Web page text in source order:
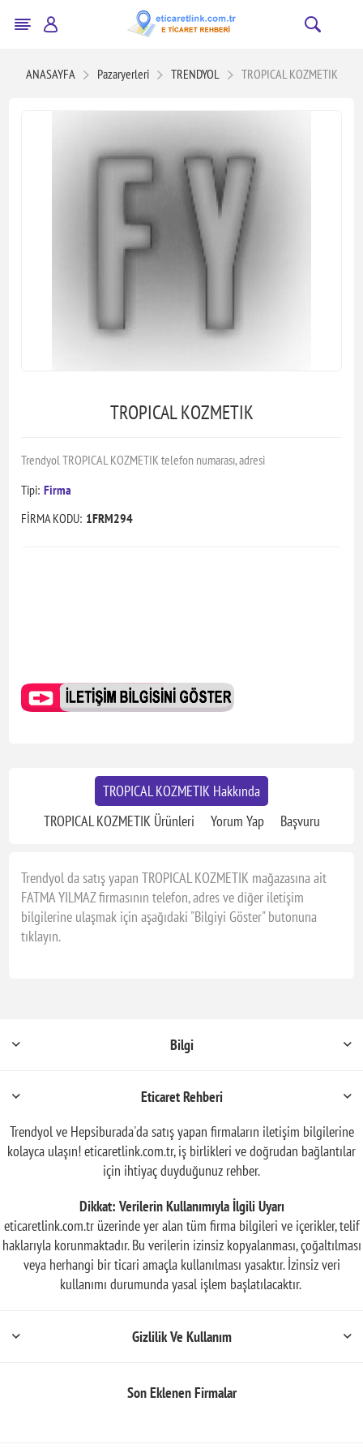
ANASAYFA Pazaryerleri TRENDYOL TROPICAL KOZMETIK
TROPICAL KOZMETIK
Trendyol TROPICAL KOZMETIK telefon numarası, adresi
Tipi: Firma
FİRMA KODU: 1FRM294
TROPICAL KOZMETIK Hakkında
TROPICAL KOZMETIK Ürünleri
Yorum Yap Başvuru
Trendyol da satış yapan TROPICAL KOZMETIK mağazasına ait
FATMA YILMAZ firmasının telefon, adres ve diğer iletişim
bilgilerine ulaşmak için aşağıdaki "Bilgiyi Göster" butonuna
tıklayın.
Bilgi
Eticaret Rehberi
Trendyol ve Hepsiburada'da satış yapan firmaların iletişim bilgilerine
kolayca ulaşın! eticaretlink.com.tr, iş birlikleri ve doğrudan bağlantılar
için ihtiyaç duyduğunuz rehber.
Dikkat: Verilerin Kullanımıyla İlgili Uyarı
eticaretlink.com.tr üzerinde yer alan tüm firma bilgileri ve içerikler, telif
haklarıyla korunmaktadır. Bu verilerin izinsiz kopyalanması, çoğaltılması
veya herhangi bir ticari amaçla kullanılması yasaktır. İzinsiz veri
kullanımı durumunda yasal işlem başlatılacaktır.
Gizlilik Ve Kullanım
Son Eklenen Firmalar